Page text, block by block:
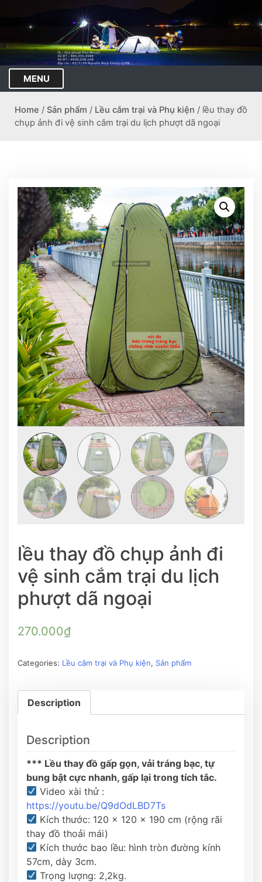
p
t
c
MENU
Home / Sản phẩm / Lều cắm trại và Phụ kiện / lều thay đồ
chụp ảnh đi vệ sinh cắm trại du lịch phượt dã ngoại
lều thay đồ chụp ảnh đi
vệ sinh cắm trại du lịch
phượt dã ngoại
270.000₫
Categories: Lều cắm trại và Phụ kiện, Sản phẩm
Description
Description
*** Lều thay đồ gấp gọn, vải tráng bạc, tự
bung bật cực nhanh, gấp lại trong tích tắc.
Video xài thử :
https://youtu.be/Q9dOdLBD7Ts
Kích thước: 120 x 120 x 190 cm (rộng rãi
thay đồ thoải mái)
Kích thước bao lều: hình tròn đường kính
57cm, dày 3cm.
Trọng lượng: 2,2kg.